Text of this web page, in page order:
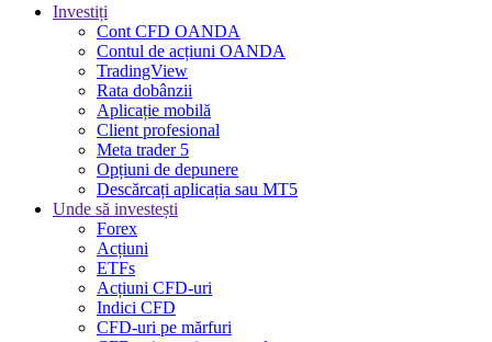
Investiți
Cont CFD OANDA
Contul de acțiuni OANDA
TradingView
Rata dobânzii
Aplicație mobilă
Client profesional
Meta trader 5
Opțiuni de depunere
Descărcați aplicația sau MT5
Unde să investești
Forex
Acțiuni
ETFs
Acțiuni CFD-uri
Indici CFD
CFD-uri pe mărfuri